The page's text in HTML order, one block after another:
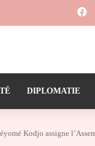
DIPLOMATIE
Kodjo assigne